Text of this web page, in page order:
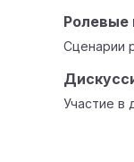
Ролевые
Сценарии
Участие в